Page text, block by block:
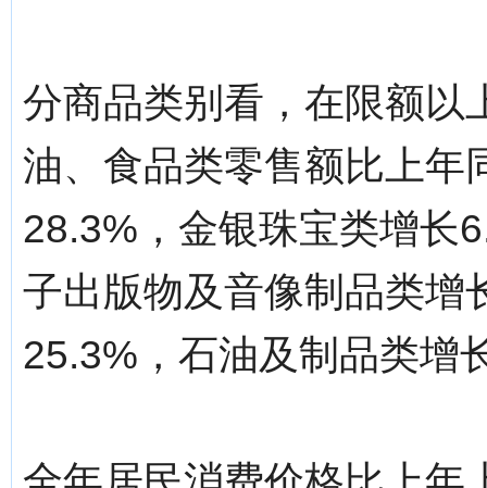
分商品类别看，在限额以
油、食品类零售额比上年
28.3%，金银珠宝类增长
子出版物及音像制品类增
25.3%，石油及制品类增